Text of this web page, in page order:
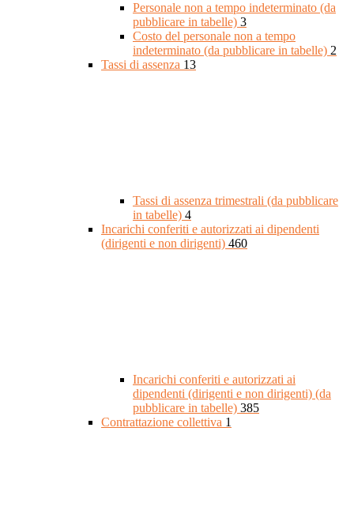
Personale non a tempo indeterminato (da
pubblicare in tabelle) 3
Costo del personale non a tempo
indeterminato (da pubblicare in tabelle) 2
Tassi di assenza 13
Tassi di assenza trimestrali (da pubblicare
in tabelle) 4
Incarichi conferiti e autorizzati ai dipendenti
(dirigenti e non dirigenti) 460
Incarichi conferiti e autorizzati ai
dipendenti (dirigenti e non dirigenti) (da
pubblicare in tabelle) 385
Contrattazione collettiva 1